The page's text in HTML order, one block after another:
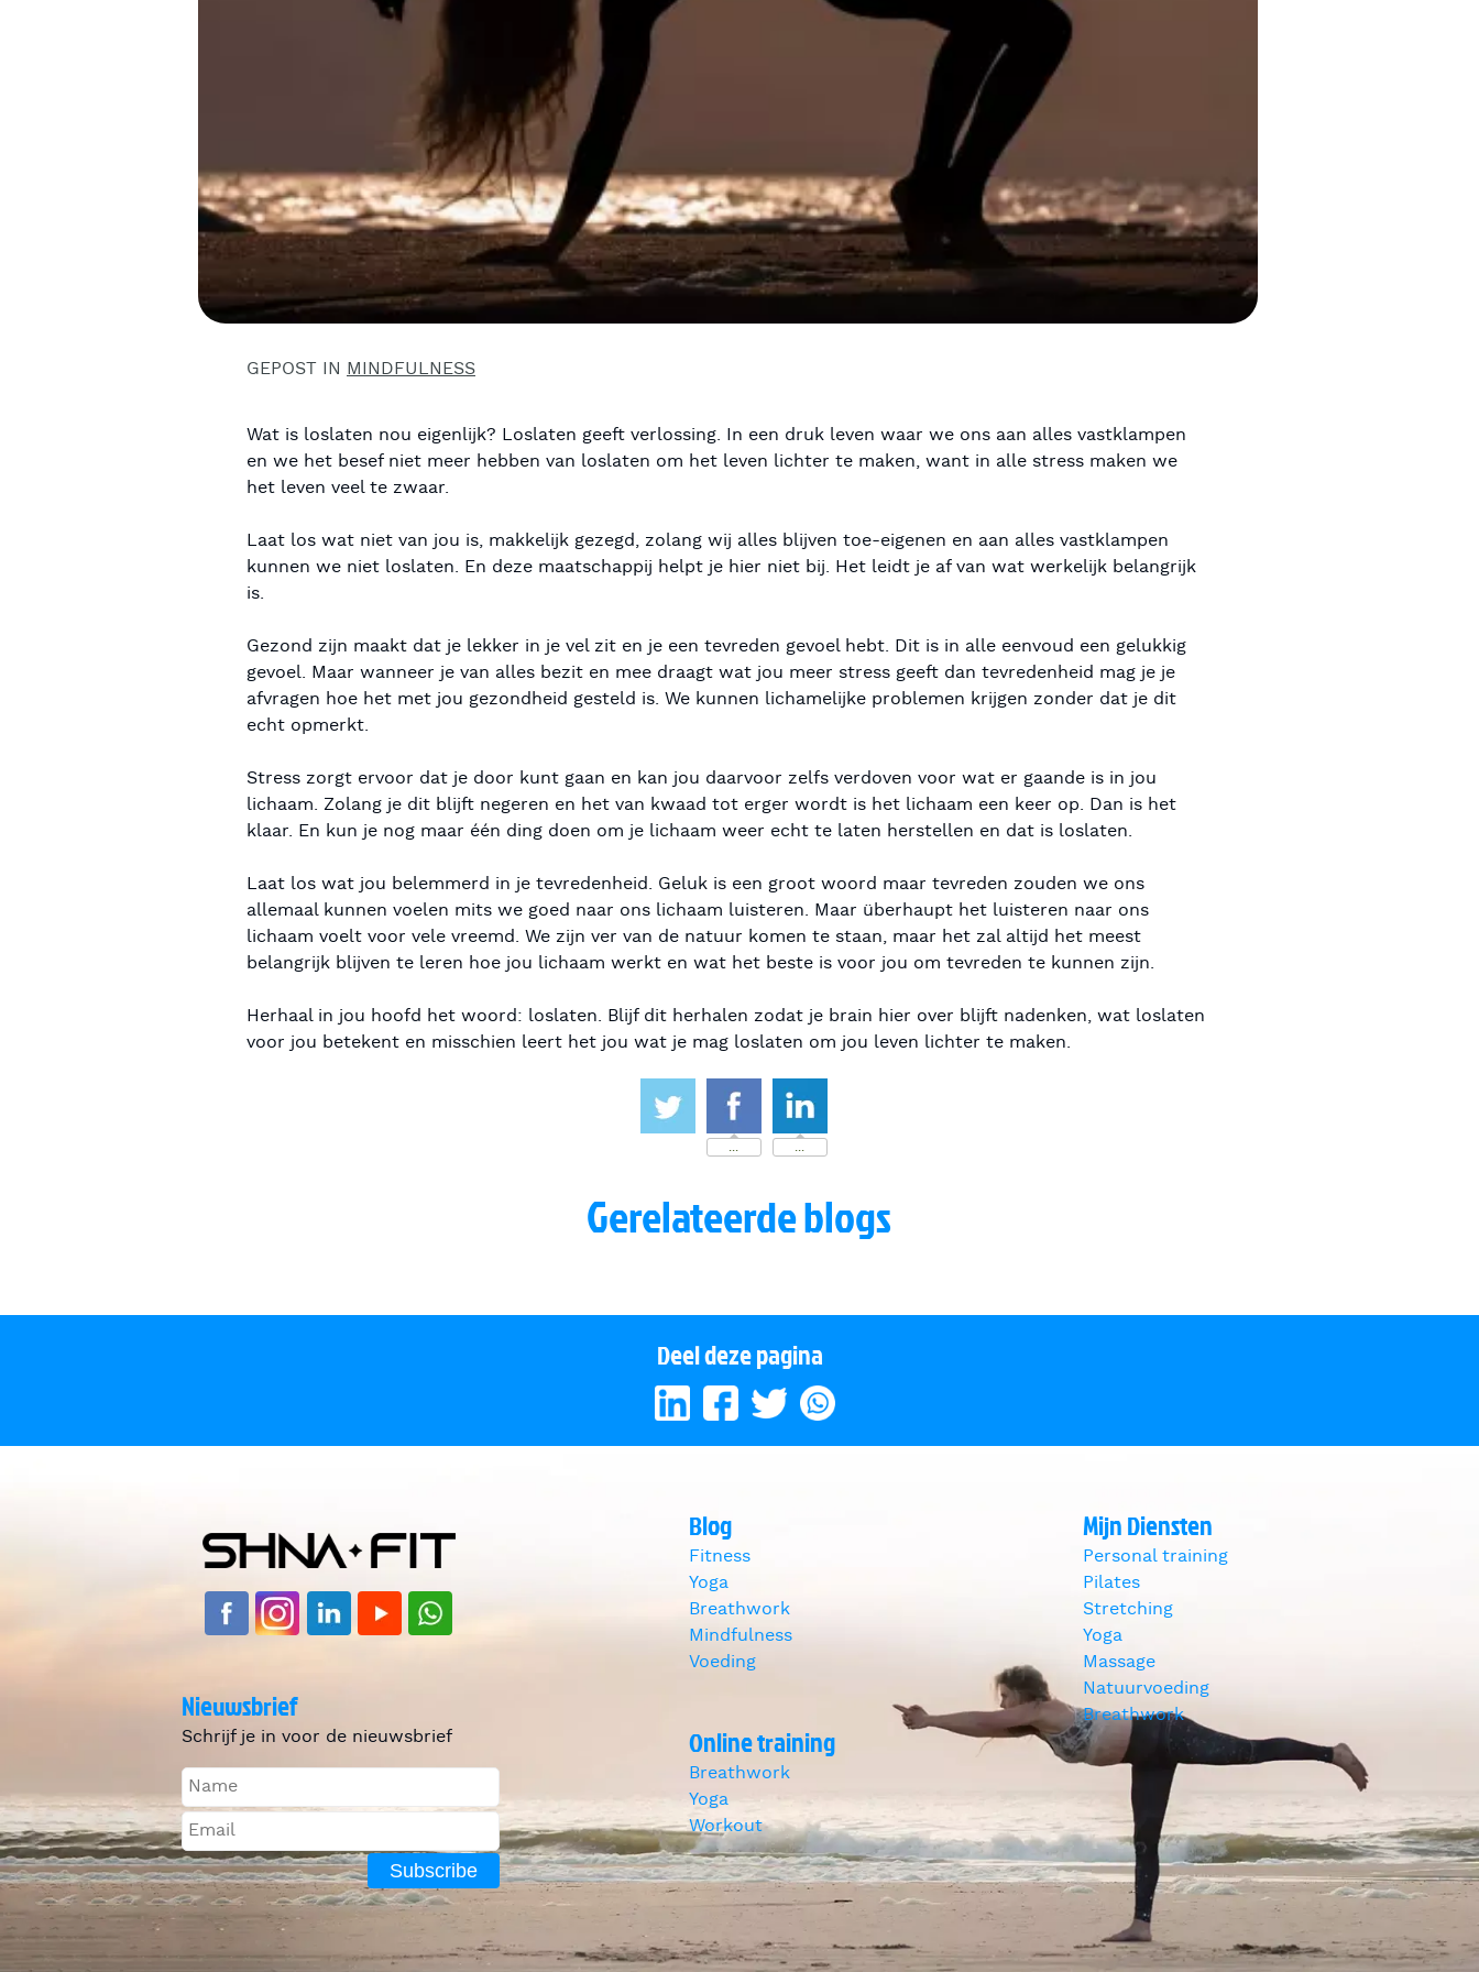
GEPOST IN MINDFULNESS
Wat is loslaten nou eigenlijk? Loslaten geeft verlossing. In een druk leven waar we ons aan alles vastklampen
en we het besef niet meer hebben van loslaten om het leven lichter te maken, want in alle stress maken we
het leven veel te zwaar.
Laat los wat niet van jou is, makkelijk gezegd, zolang wij alles blijven toe-eigenen en aan alles vastklampen
kunnen we niet loslaten. En deze maatschappij helpt je hier niet bij. Het leidt je af van wat werkelijk belangrijk
is.
Gezond zijn maakt dat je lekker in je vel zit en je een tevreden gevoel hebt. Dit is in alle eenvoud een gelukkig
gevoel. Maar wanneer je van alles bezit en mee draagt wat jou meer stress geeft dan tevredenheid mag je je
afvragen hoe het met jou gezondheid gesteld is. We kunnen lichamelijke problemen krijgen zonder dat je dit
echt opmerkt.
Stress zorgt ervoor dat je door kunt gaan en kan jou daarvoor zelfs verdoven voor wat er gaande is in jou
lichaam. Zolang je dit blijft negeren en het van kwaad tot erger wordt is het lichaam een keer op. Dan is het
klaar. En kun je nog maar één ding doen om je lichaam weer echt te laten herstellen en dat is loslaten.
Laat los wat jou belemmerd in je tevredenheid. Geluk is een groot woord maar tevreden zouden we ons
allemaal kunnen voelen mits we goed naar ons lichaam luisteren. Maar überhaupt het luisteren naar ons
lichaam voelt voor vele vreemd. We zijn ver van de natuur komen te staan, maar het zal altijd het meest
belangrijk blijven te leren hoe jou lichaam werkt en wat het beste is voor jou om tevreden te kunnen zijn.
Herhaal in jou hoofd het woord: loslaten. Blijf dit herhalen zodat je brain hier over blijft nadenken, wat loslaten
voor jou betekent en misschien leert het jou wat je mag loslaten om jou leven lichter te maken.
... ...
Gerelateerde blogs
Controle over je ademhaling is de
Deel deze pagina
Nieuwsbrief
Schrijf je in voor de nieuwsbrief
Subscribe
Blog
Fitness
Yoga
Breathwork
Mindfulness
Voeding
Mijn Diensten
Personal training
Pilates
Stretching
Yoga
Massage
Natuurvoeding
Breathwork
Online training
Breathwork
Yoga
Workout